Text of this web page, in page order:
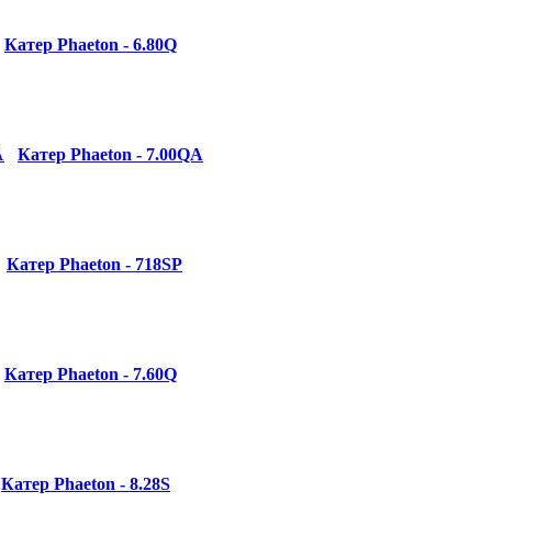
Катер Phaeton - 6.80Q
Катер Phaeton - 7.00QА
Катер Phaeton - 718SP
Катер Phaeton - 7.60Q
Катер Phaeton - 8.28S